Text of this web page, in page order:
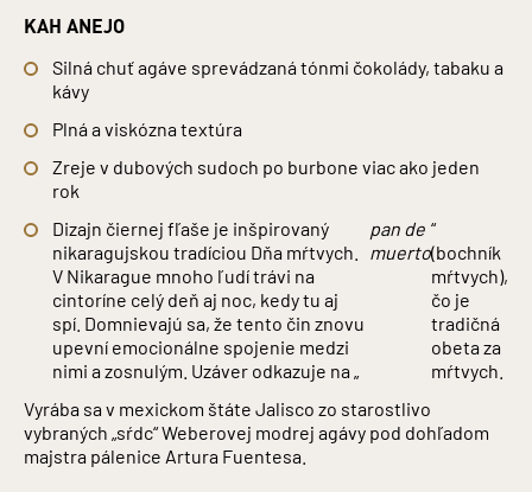
KAH ANEJO
Silná chuť agáve sprevádzaná tónmi čokolády, tabaku a
kávy
Plná a viskózna textúra
Zreje v dubových sudoch po burbone viac ako jeden
rok
Dizajn čiernej fľaše je inšpirovaný
nikaragujskou tradíciou Dňa mŕtvych.
V Nikarague mnoho ľudí trávi na
cintoríne celý deň aj noc, kedy tu aj
spí. Domnievajú sa, že tento čin znovu
upevní emocionálne spojenie medzi
nimi a zosnulým. Uzáver odkazuje na „
pan de
muerto
“
(bochník
mŕtvych),
čo je
tradičná
obeta za
mŕtvych.
Vyrába sa v mexickom štáte Jalisco zo starostlivo
vybraných „sŕdc“ Weberovej modrej agávy pod dohľadom
majstra pálenice Artura Fuentesa.